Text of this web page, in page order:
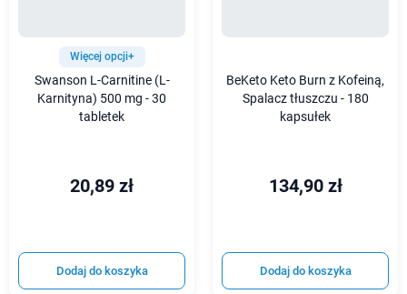
Więcej opcji+
Swanson L-Carnitine (L-
Karnityna) 500 mg - 30
tabletek
20,89 zł
Dodaj do koszyka
BeKeto Keto Burn z Kofeiną,
Spalacz tłuszczu - 180
kapsułek
134,90 zł
Dodaj do koszyka